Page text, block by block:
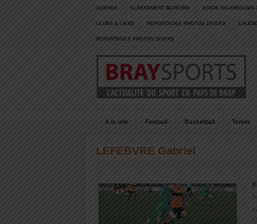
AGENDA CLASSEMENT BUTEURS STADE VALERIQUAIS
CLUBS & LIENS REPORTAGES PHOTOS DIVERS
REPORTAGES PHOTOS DIVERS
A la une Football Basketball Tennis
LEFEBVRE Gabriel
!